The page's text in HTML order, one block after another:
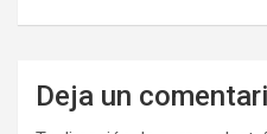
Deja un